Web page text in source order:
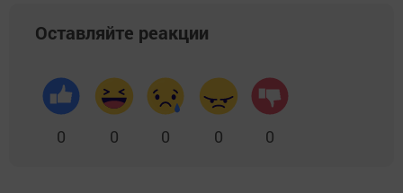
Оставляйте реакции
0 0 0 0 0